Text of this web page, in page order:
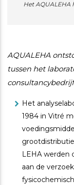
Het
AQUALEHA
tussen het
Het
1984 in Vitré
LEHA
aan de